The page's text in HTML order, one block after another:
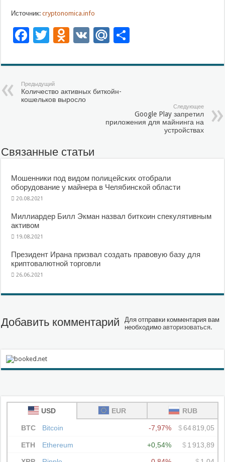
Источник: cryptonomica.info
Facebook
Twitter
Odnoklassniki
VK Mail.Ru
Предыдущий
Количество активных биткойн-
кошельков выросло
Следующее
Google Play запретил
приложения для майнинга на
устройствах
Связанные статьи
Мошенники под видом полицейских отобрали
оборудование у майнера в Челябинской области
20.08.2021
Миллиардер Билл Экман назвал биткоин спекулятивным
активом
19.08.2021
Президент Ирана призвал создать правовую базу для
криптовалютной торговли
26.06.2021
Добавить комментарий
Для отправки комментария вам
необходимоавторизоваться.